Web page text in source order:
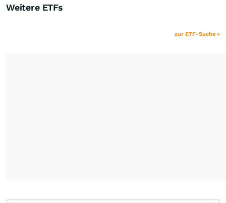
Weitere ETFs
zur ETF-Suche »